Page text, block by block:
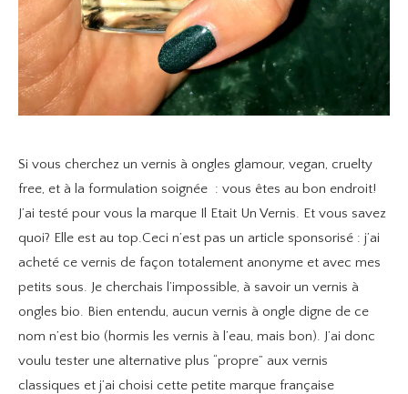
Si vous cherchez un vernis à ongles glamour, vegan, cruelty
free, et à la formulation soignée : vous êtes au bon endroit!
J’ai testé pour vous la marque Il Etait Un Vernis. Et vous savez
quoi? Elle est au top.Ceci n’est pas un article sponsorisé : j’ai
acheté ce vernis de façon totalement anonyme et avec mes
petits sous. Je cherchais l’impossible, à savoir un vernis à
ongles bio. Bien entendu, aucun vernis à ongle digne de ce
nom n’est bio (hormis les vernis à l’eau, mais bon). J’ai donc
voulu tester une alternative plus “propre” aux vernis
classiques et j’ai choisi cette petite marque française